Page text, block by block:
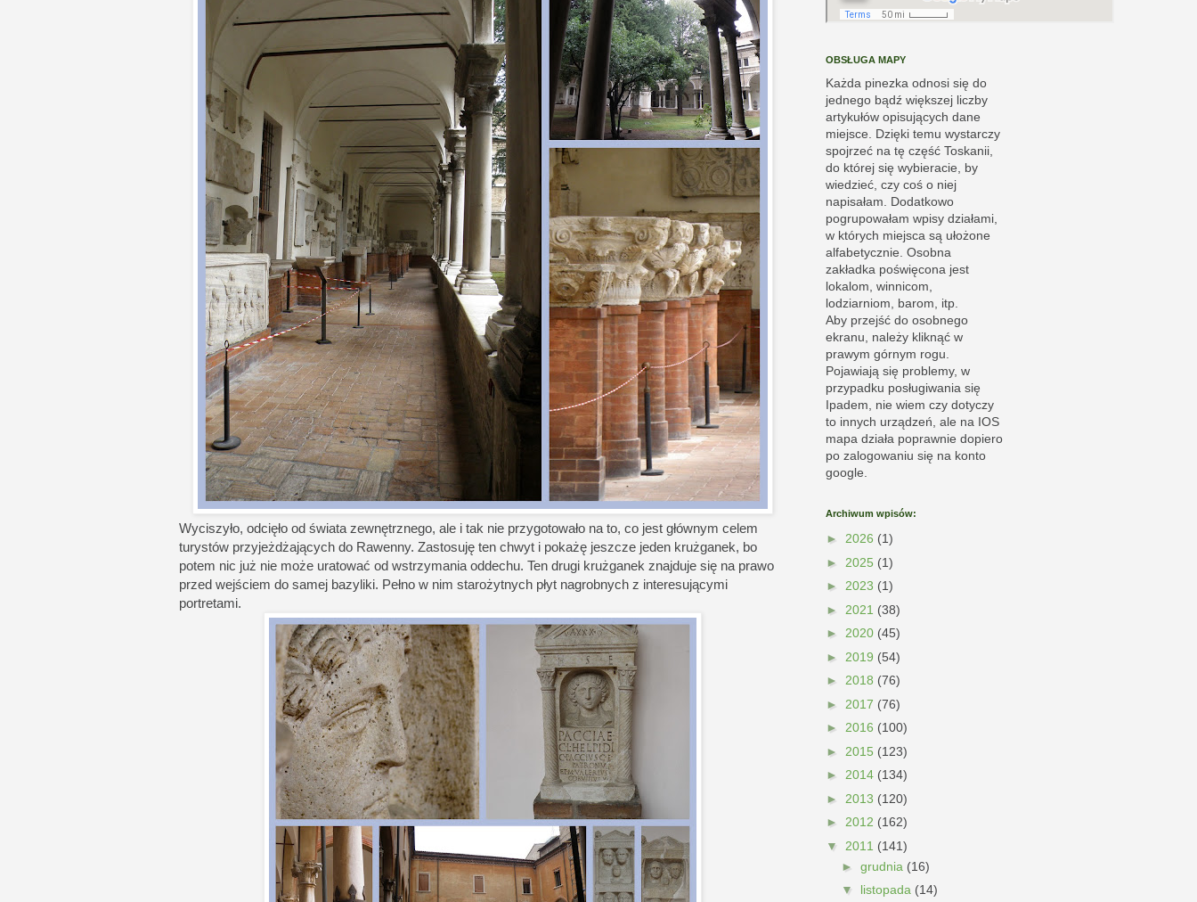
Wyciszyło, odcięło od świata zewnętrznego, ale i tak nie przygotowało na to, co jest głównym celem
turystów przyjeżdżających do Rawenny. Zastosuję ten chwyt i pokażę jeszcze jeden krużganek, bo
potem nic już nie może uratować od wstrzymania oddechu. Ten drugi krużganek znajduje się na prawo
przed wejściem do samej bazyliki. Pełno w nim starożytnych płyt nagrobnych z interesującymi
portretami.
OBSŁUGA MAPY
Każda pinezka odnosi się do
jednego bądź większej liczby
artykułów opisujących dane
miejsce. Dzięki temu wystarczy
spojrzeć na tę część Toskanii,
do której się wybieracie, by
wiedzieć, czy coś o niej
napisałam. Dodatkowo
pogrupowałam wpisy działami,
w których miejsca są ułożone
alfabetycznie. Osobna
zakładka poświęcona jest
lokalom, winnicom,
lodziarniom, barom, itp.
Aby przejść do osobnego
ekranu, należy kliknąć w
prawym górnym rogu.
Pojawiają się problemy, w
przypadku posługiwania się
Ipadem, nie wiem czy dotyczy
to innych urządzeń, ale na IOS
mapa działa poprawnie dopiero
po zalogowaniu się na konto
google.
Archiwum wpisów:
► 2026 (1)
► 2025 (1)
► 2023 (1)
► 2021 (38)
► 2020 (45)
► 2019 (54)
► 2018 (76)
► 2017 (76)
► 2016 (100)
► 2015 (123)
► 2014 (134)
► 2013 (120)
► 2012 (162)
▼ 2011 (141)
► grudnia (16)
▼ listopada (14)